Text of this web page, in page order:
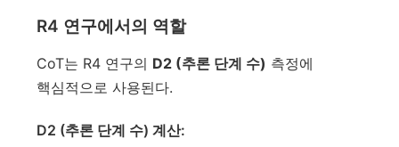
R4 연구에서의 역할
CoT는 R4 연구의 D2 (추론 단계 수) 측정에
핵심적으로 사용된다.
D2 (추론 단계 수) 계산: